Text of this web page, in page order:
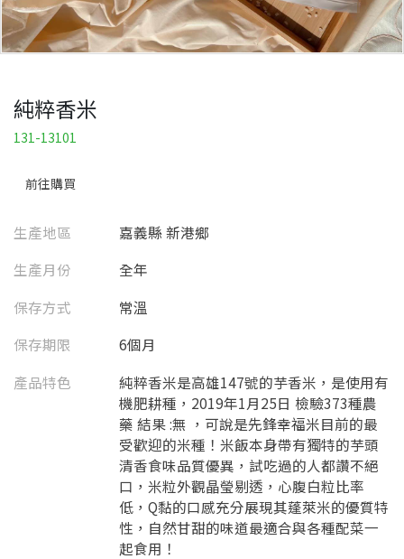
純粹香米
131-13101
前往購買
生產地區
嘉義縣 新港鄉
生產月份
全年
保存方式
常溫
保存期限
6個月
產品特色
純粹香米是高雄147號的芋香米，是使用有
機肥耕種，2019年1月25日 檢驗373種農
藥 結果 :無 ，可說是先鋒幸福米目前的最
受歡迎的米種！米飯本身帶有獨特的芋頭
清香食味品質優異，試吃過的人都讚不絕
口，米粒外觀晶瑩剔透，心腹白粒比率
低，Q黏的口感充分展現其蓬萊米的優質特
性，自然甘甜的味道最適合與各種配菜一
起食用！